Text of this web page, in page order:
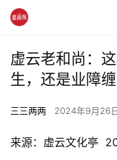
虚云老和尚：
生，还是业障缠
三三两两 2024年9月26
来源：虚云文化亭